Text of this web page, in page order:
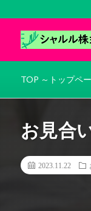
TOP ～トップペ
お見合
2023.11.22